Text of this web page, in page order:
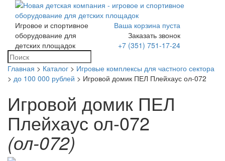
Игровое и спортивное
оборудование для
детских площадок
Ваша корзина пуста
Заказать звонок
+7 (351) 751-17-24
Главная > Каталог > Игровые комплексы для частного сектора
> до 100 000 рублей > Игровой домик ПЕЛ Плейхаус ол-072
Игровой домик ПЕЛ
Плейхаус ол-072
(ол-072)